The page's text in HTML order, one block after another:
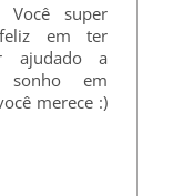
super
em ter
ajudado a
sonho em
merece :)